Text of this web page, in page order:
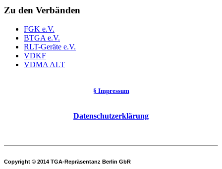
Zu den Verbänden
FGK e.V.
BTGA e.V.
RLT-Geräte e.V.
VDKF
VDMA ALT
§ Impressum
Datenschutzerklärung
Copyright © 2014 TGA-Repräsentanz Berlin GbR